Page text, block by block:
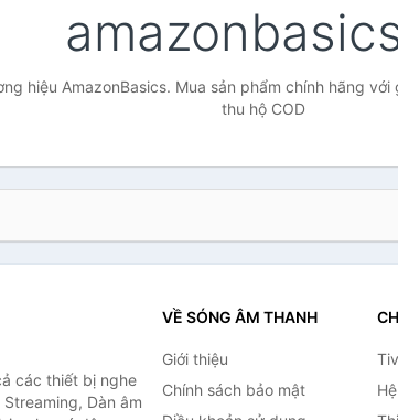
hiệu AmazonBasics. Mua sản phẩm chính hãng
thu hộ COD
các thiết bị nghe
Dàn âm
VỀ SÓNG ÂM THANH
Giới thiệu
Chính sách bảo mật